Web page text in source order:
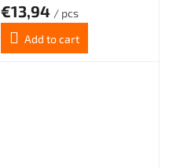
€13,94 / pcs
Add to cart